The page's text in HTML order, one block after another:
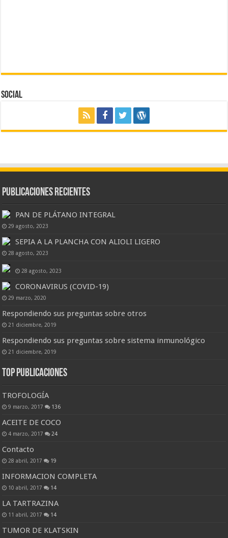
Social
Publicaciones Recientes
PAN DE PLÁTANO INTEGRAL
29 agosto, 2023
SEPIA A LA PLANCHA CON ALIOLI LIGERO
28 agosto, 2023
28 agosto, 2023
CORONAVIRUS (COVID-19)
29 marzo, 2020
Respondiendo sus preguntas sobre otros
21 diciembre, 2019
Respondiendo sus preguntas sobre sistema inmunológico
21 diciembre, 2019
Top Publicaciones
TROFOLOGÍA
9 marzo, 2017 136
ACEITE DE COCO
4 marzo, 2017 24
Contacto
28 abril, 2017 19
INFORMACION COMPLETA
10 abril, 2017 14
LA TARTRAZINA
11 abril, 2017 14
TUMOR DE KLATSKIN